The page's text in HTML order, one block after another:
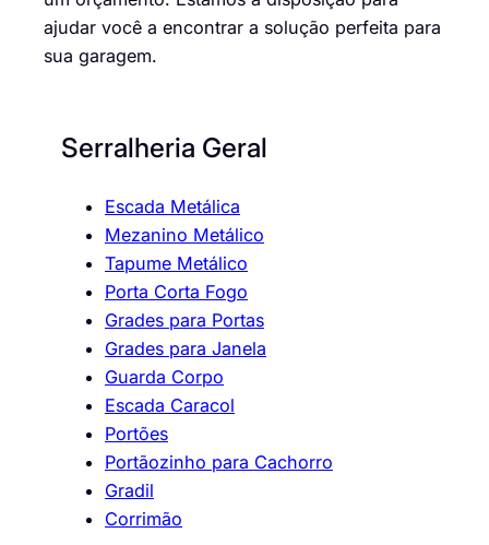
ajudar você a encontrar a solução perfeita para
sua garagem.
Serralheria Geral
Escada Metálica
Mezanino Metálico
Tapume Metálico
Porta Corta Fogo
Grades para Portas
Grades para Janela
Guarda Corpo
Escada Caracol
Portões
Portãozinho para Cachorro
Gradil
Corrimão